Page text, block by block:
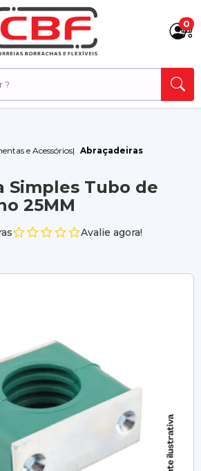
0
e Acessórios| Abraçadeiras
Simples Tubo de
25MM
Avalie agora!